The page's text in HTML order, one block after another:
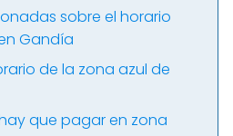
sobre el horario
Gandía
de la zona azul de
que pagar en zona